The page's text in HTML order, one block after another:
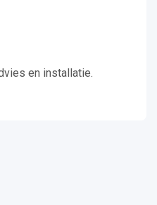
en installatie.